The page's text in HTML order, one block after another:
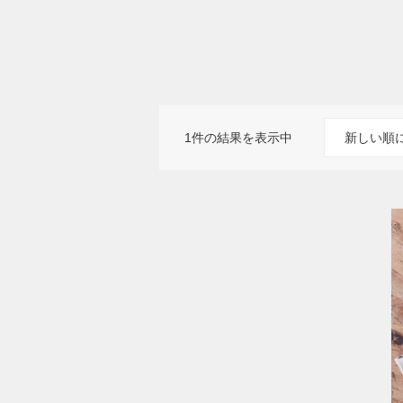
1件の結果を表示中